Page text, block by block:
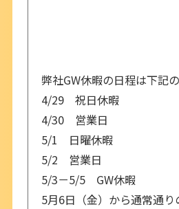
弊社GW休暇の日程は下記
4/29 祝日休暇
4/30 営業日
5/1 日曜休暇
5/2 営業日
5/3－5/5 GW休暇
5月6日（金）から通常通り